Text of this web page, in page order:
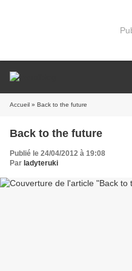
Accueil » Back to the future
Back to the future
Publié le 24/04/2012 à 19:08
Par ladyteruki